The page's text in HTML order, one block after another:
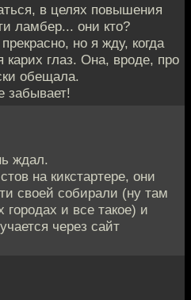
в целях повышения
ламбер... они кто?
но я жду, когда
карих глаз. Она, вроде, про
обещала.
забывает!
ждал.
на кикстартере, они
своей собирали (ну там
и все такое) и
через сайт